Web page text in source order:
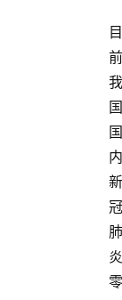
目
前
我
国
国
内
新
冠
肺
炎
零